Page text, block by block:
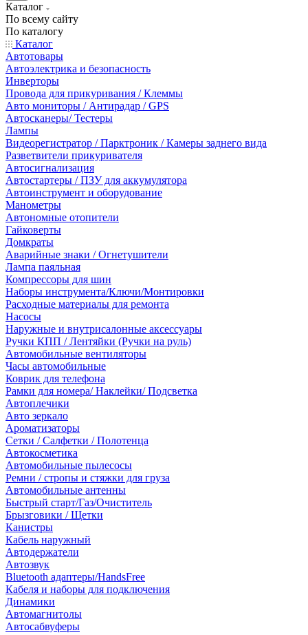
Каталог
По всему сайту
По каталогу
Каталог
Автотовары
Автоэлектрика и безопасность
Инверторы
Провода для прикуривания / Клеммы
Авто мониторы / Антирадар / GPS
Автосканеры/ Тестеры
Лампы
Видеорегистратор / Парктроник / Камеры заднего вида
Разветвители прикуривателя
Автосигнализация
Автостартеры / ПЗУ для аккумулятора
Автоинструмент и оборудование
Манометры
Автономные отопители
Гайковерты
Домкраты
Аварийные знаки / Огнетушители
Лампа паяльная
Компрессоры для шин
Наборы инструмента/Ключи/Монтировки
Расходные материалы для ремонта
Насосы
Наружные и внутрисалонные аксессуары
Ручки КПП / Лентяйки (Ручки на руль)
Автомобильные вентиляторы
Часы автомобильные
Коврик для телефона
Рамки для номера/ Наклейки/ Подсветка
Автоплечики
Авто зеркало
Ароматизаторы
Сетки / Салфетки / Полотенца
Автокосметика
Автомобильные пылесосы
Ремни / стропы и стяжки для груза
Автомобильные антенны
Быстрый старт/Газ/Очиститель
Брызговики / Щетки
Канистры
Кабель наружный
Автодержатели
Автозвук
Bluetooth адаптеры/HandsFree
Кабеля и наборы для подключения
Динамики
Автомагнитолы
Автосабвуферы